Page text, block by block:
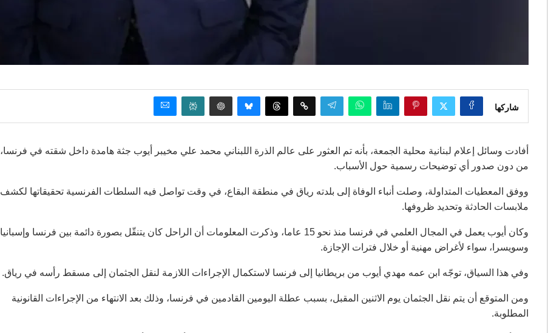
شاركها
أفادت وسائل إعلام لبنانية محلية الجمعة، بأنه تم العثور على عالم الذرة اللبناني محمد علي مخيبر أيوب جثة هامدة داخل شقته في فرنسا،
من دون صدور أي توضيحات رسمية حول الأسباب.
ووفق المعطيات المتداولة، وصلت أنباء الوفاة إلى بلدته رياق في منطقة البقاع، في وقت تواصل فيه السلطات الفرنسية تحقيقاتها لكشف
ملابسات الحادثة وتحديد ظروفها.
وكان أيوب يعمل في المجال العلمي في فرنسا منذ نحو 15 عاما، وذكرت المعلومات أن الراحل كان يتنقّل بصورة دائمة بين فرنسا وإسبانيا
وسويسرا، سواء لأغراض مهنية أو خلال فترات الإجازة.
وفي هذا السياق، توجّه ابن عمه مهدي أيوب من بريطانيا إلى فرنسا لاستكمال الإجراءات اللازمة لنقل الجثمان إلى مسقط رأسه في رياق.
ومن المتوقع أن يتم نقل الجثمان يوم الاثنين المقبل، بسبب عطلة اليومين القادمين في فرنسا، وذلك بعد الانتهاء من الإجراءات القانونية
المطلوبة.